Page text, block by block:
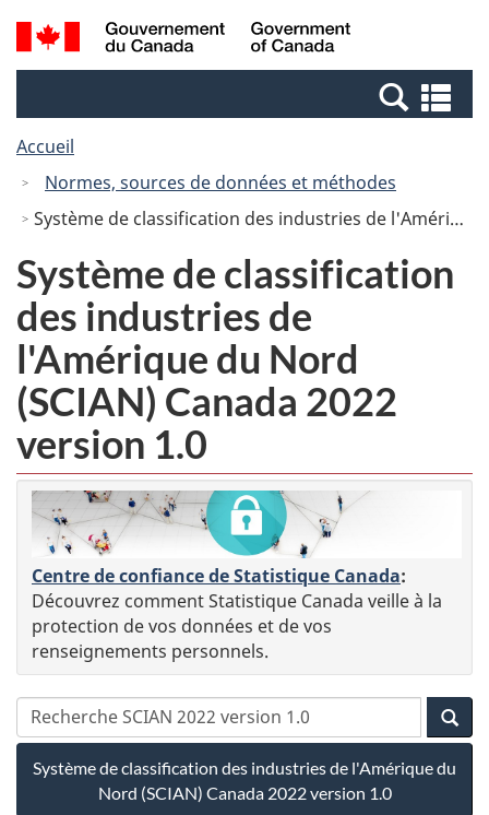
Passer
au
Passer
au
Passer
à
Canada
Recherche
et
et
Accueil
Normes, sources de données et méthodes
Système de classification des industries de l'Amérique du Nord (SCIAN) Canada 2022 version 1.0
Système de classification
des industries de
l'Amérique du Nord
(SCIAN) Canada 2022
version 1.0
Centre de confiance de Statistique Canada:
Découvrez comment Statistique Canada veille à la
protection de vos données et de vos
renseignements personnels.
Système de classification des industries de l'Amérique du
Nord (SCIAN) Canada 2022 version 1.0